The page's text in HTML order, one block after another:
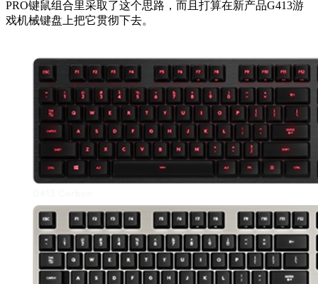
PRO键鼠组合里采取了这个思路，而且打算在新产品G413游
戏机械键盘上把它贯彻下去。